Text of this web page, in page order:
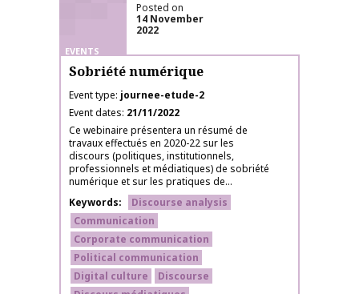
EVENTS
Posted on
14 November
2022
Sobriété numérique
Event type journee-etude-2
Event dates 21/11/2022
Ce webinaire présentera un résumé de
travaux effectués en 2020-22 sur les
discours (politiques, institutionnels,
professionnels et médiatiques) de sobriété
numérique et sur les pratiques de...
Keywords
Discourse analysis
Communication
Corporate communication
Political communication
Digital culture
Discourse